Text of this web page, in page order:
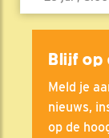
Blijf op
Meld je
nieuws,
op de